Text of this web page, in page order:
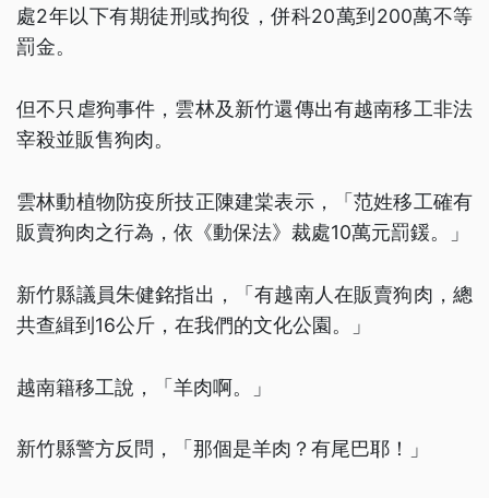
處2年以下有期徒刑或拘役，併科20萬到200萬不等
罰金。
但不只虐狗事件，雲林及新竹還傳出有越南移工非法
宰殺並販售狗肉。
雲林動植物防疫所技正陳建棠表示，「范姓移工確有
販賣狗肉之行為，依《動保法》裁處10萬元罰鍰。」
新竹縣議員朱健銘指出，「有越南人在販賣狗肉，總
共查緝到16公斤，在我們的文化公園。」
越南籍移工說，「羊肉啊。」
新竹縣警方反問，「那個是羊肉？有尾巴耶！」